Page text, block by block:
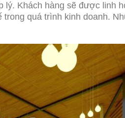
lý. Khách hàng sẽ được linh
trong quá trình kinh doanh.